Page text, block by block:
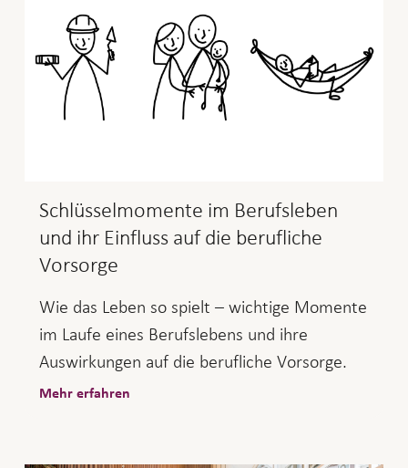
Schlüsselmomente im Berufsleben
und ihr Einfluss auf die berufliche
Vorsorge
Wie das Leben so spielt – wichtige Momente
im Laufe eines Berufslebens und ihre
Auswirkungen auf die berufliche Vorsorge.
Mehr erfahren